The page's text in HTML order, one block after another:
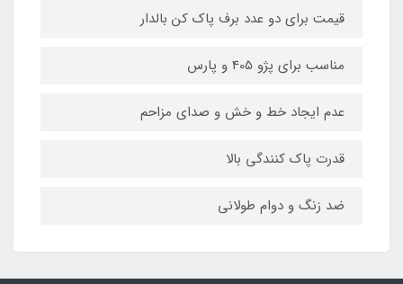
قیمت برای دو عدد برف پاک کن بالدار
مناسب برای پژو 405 و پارس
عدم ایجاد خط و خش و صدای مزاحم
قدرت پاک کنندگی بالا
ضد زنگ و دوام طولانی